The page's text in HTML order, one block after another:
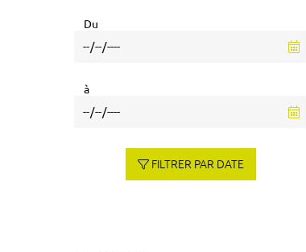
Du
à
FILTRER PAR DATE